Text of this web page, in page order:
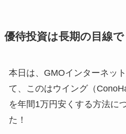
優待投資は長期の目線で
本日は、GMOインターネッ
て、このはウイング（
を年間1万円安くする方法に
た！